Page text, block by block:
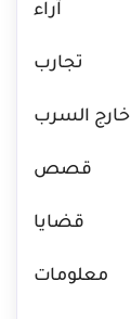
آراء
تجارب
خارج السرب
قصص
قضايا
معلومات